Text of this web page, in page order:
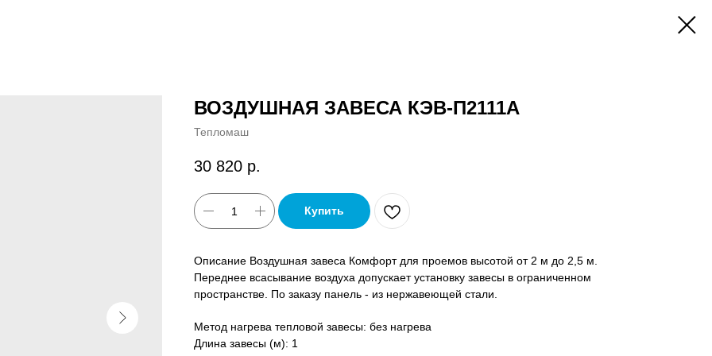
ВОЗДУШНАЯ ЗАВЕСА КЭВ-П2111A
Тепломаш
30 820 р.
Купить
Описание Воздушная завеса Комфорт для проемов высотой от 2 м до 2,5 м.
Переднее всасывание воздуха допускает установку завесы в ограниченном
пространстве. По заказу панель - из нержавеющей стали.
Метод нагрева тепловой завесы: без нагрева
Длина завесы (м): 1